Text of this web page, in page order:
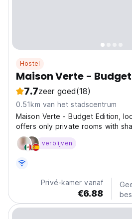
Hostel
Maison Verte -
7.7zeer goed(18)
0.51km van het stadscentrum
Maison Verte - Budget Edition,
offers only private rooms with
tranquil ambiance with terrace,
complimentary WiFi throughout
service,...
verblijven
Privé-kamer vanaf
€6.88